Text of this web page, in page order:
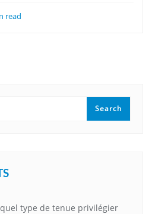
read
type de tenue privilégier